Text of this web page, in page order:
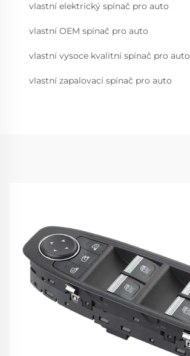
vlastní elektrický spínač pro auto
vlastní OEM spínač pro auto
vlastní vysoce kvalitní spínač pro auto
vlastní zapalovací spínač pro auto